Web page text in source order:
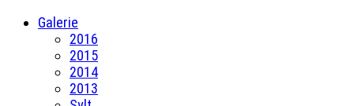
Galerie
2016
2015
2014
2013